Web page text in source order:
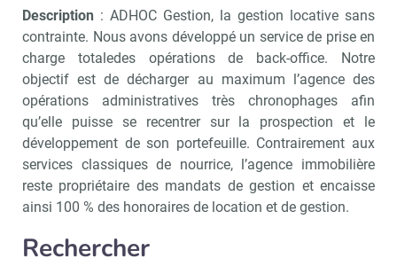
Description : ADHOC Gestion, la gestion locative sans
contrainte. Nous avons développé un service de prise en
charge totaledes opérations de back-office. Notre
objectif est de décharger au maximum l’agence des
opérations administratives très chronophages afin
qu’elle puisse se recentrer sur la prospection et le
développement de son portefeuille. Contrairement aux
services classiques de nourrice, l’agence immobilière
reste propriétaire des mandats de gestion et encaisse
ainsi 100 % des honoraires de location et de gestion.
Rechercher